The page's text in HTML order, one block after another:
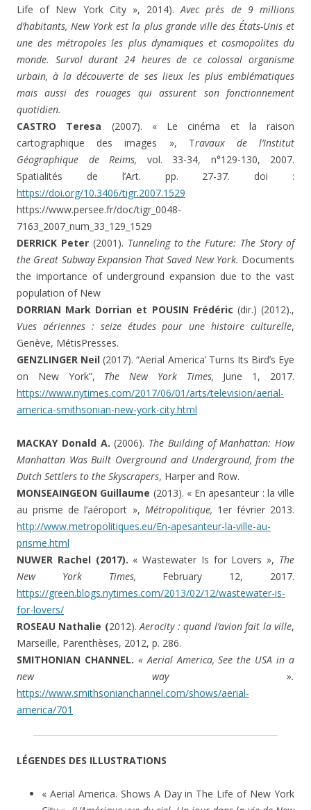
Life of New York City », 2014).Avec près de 9 millions
d’habitants, New York est la plus grande ville des États-Unis et
une des métropoles les plus dynamiques et cosmopolites du
monde. Survol durant 24 heures de ce colossal organisme
urbain, à la découverte de ses lieux les plus emblématiques
mais aussi des rouages qui assurent son fonctionnement
quotidien.
CASTRO Teresa (2007). « Le cinéma et la raison
cartographique des images », Travaux de l’Institut
Géographique de Reims, vol. 33-34, n°129-130, 2007.
Spatialités de l’Art. pp. 27-37. doi :
https://doi.org/10.3406/tigr.2007.1529
https://www.persee.fr/doc/tigr_0048-
7163_2007_num_33_129_1529
DERRICK Peter(2001). Tunneling to the Future: The Story of
the Great Subway Expansion That Saved New York. Documents
the importance of underground expansion due to the vast
population of New
DORRIAN Mark Dorrian et POUSIN Frédéric (dir.) (2012).,
Vues aériennes : seize études pour une histoire culturelle,
Genève, MétisPresses.
GENZLINGER Neil (2017). “Aerial America’ Turns Its Bird’s Eye
on New York”, The New York Times, June 1, 2017.
https://www.nytimes.com/2017/06/01/arts/television/aerial-
america-smithsonian-new-york-city.html
MACKAY Donald A. (2006). The Building of Manhattan: How
Manhattan Was Built Overground and Underground, from the
Dutch Settlers to the Skyscrapers, Harper and Row.
MONSEAINGEON Guillaume (2013). « En apesanteur : la ville
au prisme de l’aéroport », Métropolitique, 1er février 2013.
http://www.metropolitiques.eu/En-apesanteur-la-ville-au-
prisme.html
NUWER Rachel (2017). « Wastewater Is for Lovers », The
New York Times, February 12, 2017.
https://green.blogs.nytimes.com/2013/02/12/wastewater-is-
for-lovers/
ROSEAU Nathalie (2012).Aerocity : quand l’avion fait la ville,
Marseille, Parenthèses, 2012, p. 286.
SMITHONIAN CHANNEL. « Aerial America, See the USA in a
new way ».
https://www.smithsonianchannel.com/shows/aerial-
america/701
LÉGENDES DES ILLUSTRATIONS
« Aerial America. Shows A Day in The Life of New York